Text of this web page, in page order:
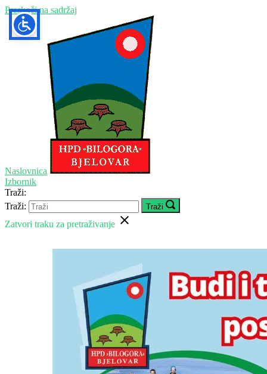
Preskoči na sadržaj
Naslovnica
Izbornik
Traži:
Traži:
Traži
Zatvori traku za pretraživanje